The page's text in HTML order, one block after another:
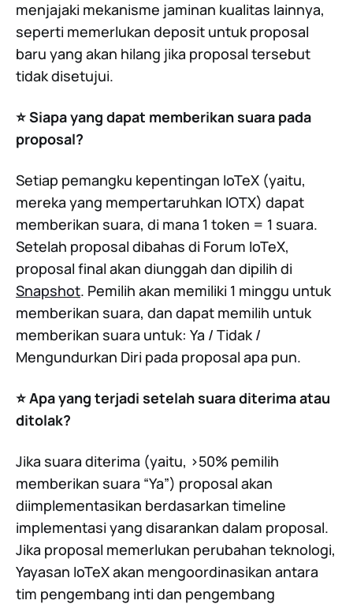
menjajaki mekanisme jaminan kualitas lainnya,
seperti memerlukan deposit untuk proposal
baru yang akan hilang jika proposal tersebut
tidak disetujui.
⭐️ Siapa yang dapat memberikan suara pada
proposal?
Setiap pemangku kepentingan IoTeX (yaitu,
mereka yang mempertaruhkan IOTX) dapat
memberikan suara, di mana 1 token = 1 suara.
Setelah proposal dibahas di Forum IoTeX,
proposal final akan diunggah dan dipilih di
Snapshot. Pemilih akan memiliki 1 minggu untuk
memberikan suara, dan dapat memilih untuk
memberikan suara untuk: Ya / Tidak /
Mengundurkan Diri pada proposal apa pun.
⭐️ Apa yang terjadi setelah suara diterima atau
ditolak?
Jika suara diterima (yaitu, >50% pemilih
memberikan suara “Ya”) proposal akan
diimplementasikan berdasarkan timeline
implementasi yang disarankan dalam proposal.
Jika proposal memerlukan perubahan teknologi,
Yayasan IoTeX akan mengoordinasikan antara
tim pengembang inti dan pengembang